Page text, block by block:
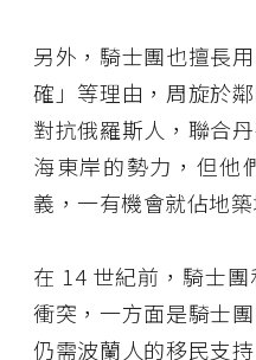
另外，騎士團也擅長
確」等理由，周旋於
對抗俄羅斯人，聯合
海東岸的勢力，但他
義，一有機會就佔地築
在 14 世紀前，騎士
衝突，一方面是騎士
仍需波蘭人的移民支